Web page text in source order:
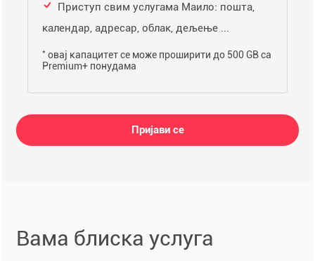
Приступ свим услугама Маило: пошта,
календар, адресар, облак, дељење ...
* овај капацитет се може проширити до 500 GB са
Premium+ понудама
Пријави се
Вама блиска услуга